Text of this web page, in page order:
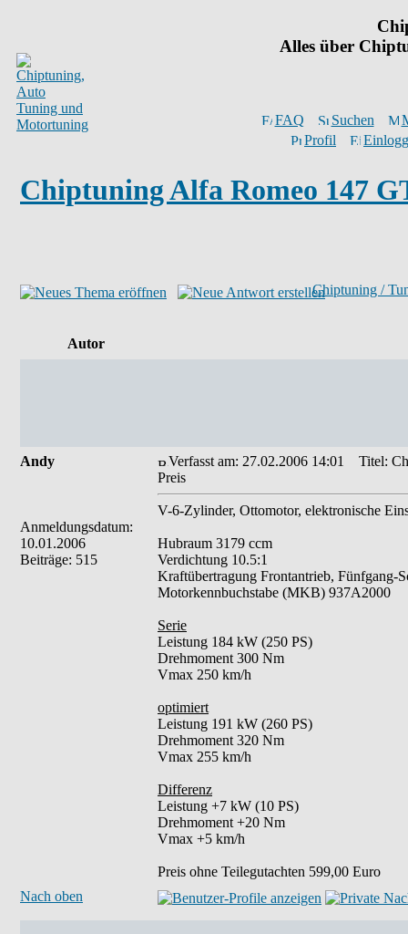
Alles über
FAQ Suchen
Profil
Chiptuning Alfa Romeo 147
Chiptuning /
Autor
Andy
Anmeldungsdatum:
10.01.2006
Beiträge: 515
Verfasst am: 27.02.2006 14:01
Titel:
Preis
V-6-Zylinder, Ottomotor, elektronische
Hubraum 3179 ccm
Verdichtung 10.5:1
Kraftübertragung Frontantrieb, Fünfgang-
Motorkennbuchstabe (MKB) 937A2000
Serie
Leistung 184 kW (250 PS)
Drehmoment 300 Nm
Vmax 250 km/h
optimiert
Leistung 191 kW (260 PS)
Drehmoment 320 Nm
Vmax 255 km/h
Differenz
Leistung +7 kW (10 PS)
Drehmoment +20 Nm
Vmax +5 km/h
Preis ohne Teilegutachten 599,00 Euro
Nach oben